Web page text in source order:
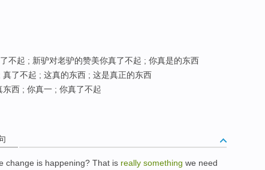
不起 ; 新驴对老驴的赞美你真了不起 ; 你真是的东西
真了不起 ; 这真的东西 ; 这是真正的东西
东西 ; 你真一 ; 你真了不起
change is happening? That is really something we need